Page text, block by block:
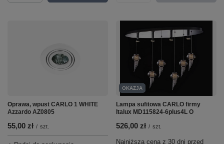
Oprawa, wpust CARLO 1 WHITE
Azzardo AZ0805
55,00 zł / szt.
OKAZJA
Lampa sufitowa CARLO firmy
Italux MD115824-6plus4L O
526,00 zł / szt.
Najniższa cena z 30 dni przed